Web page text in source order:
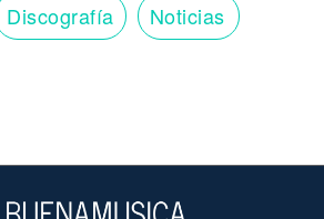
Discografía Noticias